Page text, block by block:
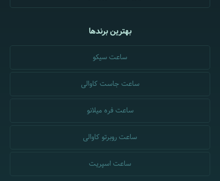
بهترین برندها
ساعت سیکو
ساعت جاست کاوالی
ساعت فره میلانو
ساعت روبرتو کاوالی
ساعت اسپریت